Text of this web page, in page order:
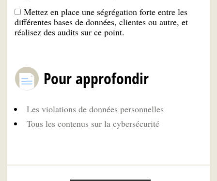
Mettez en place une ségrégation forte entre les
différentes bases de données, clientes ou autre, et
réalisez des audits sur ce point.
Pour approfondir
Les violations de données personnelles
Tous les contenus sur la cybersécurité